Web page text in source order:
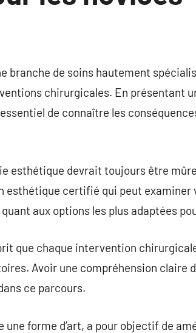
branche de soins hautement
chirurgicales. En présentant
de connaître les
esthétique devrait toujours être
esthétique certifié qui peut examiner
aux options les plus adaptées
que chaque intervention
Avoir une compréhension claire
ce parcours.
forme d’art, a pour objectif de